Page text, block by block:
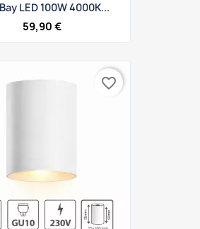
LED 100W 4000K...
59,90 €
favorite_border